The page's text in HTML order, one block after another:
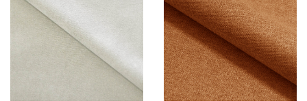
Element
Elma
Emporio